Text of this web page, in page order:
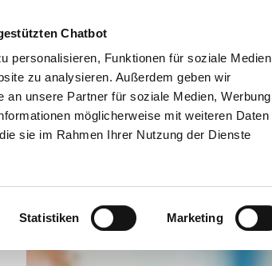
Chatbot
personalisieren, Funktionen für soziale Medien
zu analysieren. Außerdem geben wir
unsere Partner für soziale Medien, Werbung
möglicherweise mit weiteren Daten
sie im Rahmen Ihrer Nutzung der Dienste
Statistiken Marketing
Aktuelles Über uns Gästehaus